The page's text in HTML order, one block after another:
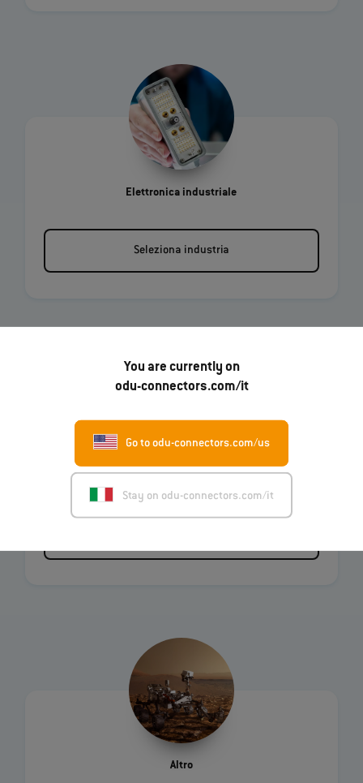
You are currently on
odu-connectors.com/it
Go to odu-connectors.com/us
Stay on odu-connectors.com/it
Elettronica industriale
Seleziona industria
Altro